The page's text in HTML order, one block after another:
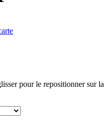
pour le repositionner sur la